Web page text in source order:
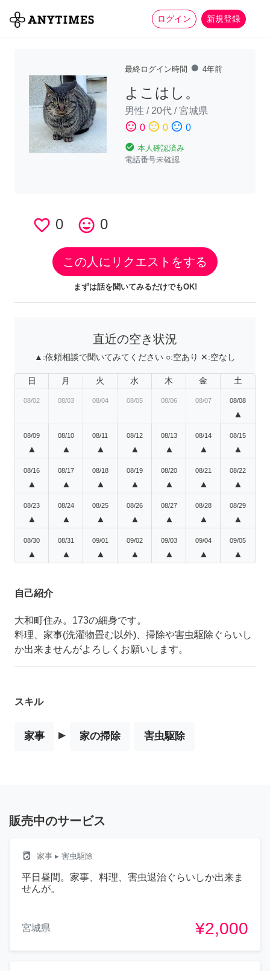
ログイン 新規登録
全て 家事 more_horiz
最終ログイン時間 fiber_manual_record 4年前
よこはし。
男性 / 20代 /宮城県
sentiment_satisfied 0 sentiment_neutral 0 sentiment_dissatisfied 0
check_circle 本人確認済み
電話番号未確認
favorite_border 0 tag_faces 0
この人にリクエストをする
まずは話を聞いてみるだけでもOK!
直近の空き状況
▲:依頼相談で聞いてみてください ○:空あり ✕:空なし
日 月 火 水 木 金 土
08/02 08/03 08/04 08/05 08/06 08/07 08/08
▲
08/09
▲
08/10
▲
08/11
▲
08/12
▲
08/13
▲
08/14
▲
08/15
▲
08/16
▲
08/17
▲
08/18
▲
08/19
▲
08/20
▲
08/21
▲
08/22
▲
08/23
▲
08/24
▲
08/25
▲
08/26
▲
08/27
▲
08/28
▲
08/29
▲
08/30
▲
08/31
▲
09/01
▲
09/02
▲
09/03
▲
09/04
▲
09/05
▲
自己紹介
大和町住み。173の細身です。
料理、家事(洗濯物畳む以外)、掃除や害虫駆除ぐらいし
か出来ませんがよろしくお願いします。
スキル
家事 ▸ 家の掃除 害虫駆除
販売中のサービス
local_laundry_service 家事 ▸ 害虫駆除
平日昼間。家事、料理、害虫退治ぐらいしか出来ま
せんが。
宮城県 ¥2,000